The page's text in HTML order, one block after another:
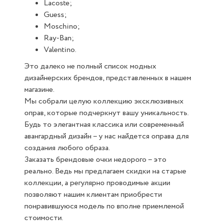
Lacoste;
Guess;
Moschino;
Ray-Ban;
Valentino.
Это далеко не полный список модных
дизайнерских брендов, представленных в нашем
магазине.
Мы собрали целую коллекцию эксклюзивных
оправ, которые подчеркнут вашу уникальность.
Будь то элегантная классика или современный
авангардный дизайн – у нас найдется оправа для
создания любого образа.
Заказать брендовые очки недорого – это
реально. Ведь мы предлагаем скидки на старые
коллекции, а регулярно проводимые акции
позволяют нашим клиентам приобрести
понравившуюся модель по вполне приемлемой
стоимости.